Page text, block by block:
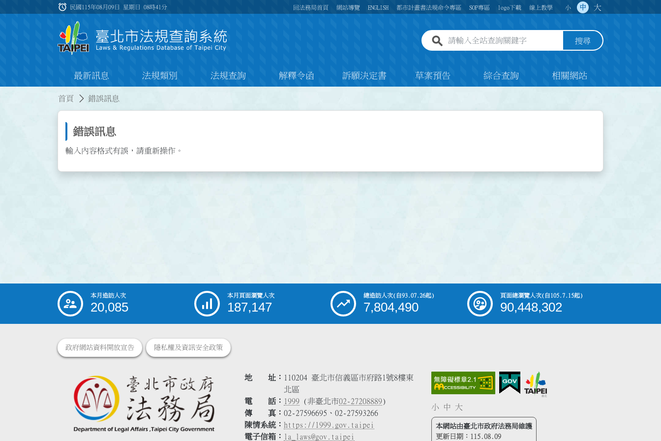
:::
alarm 民國115年08月09日 星期日08時41分 回法務局首頁 網站導覽 ENGLISH 都市計畫書法規命令專區 SOP專區 logo下載 線上教學 小 中 大
全站查詢關鍵字欄位 搜尋
最新訊息 法規類別 法規查詢 解釋令函 訴願決定書 草案預告 綜合查詢 相關網站
首頁 錯誤訊息
錯誤訊息
輸入內容格式有誤，請重新操作。
::: 本月造訪人次
20,085
本月頁面瀏覽人次
187,147
總造訪人次(自93.07.26起)
7,804,490
頁面總瀏覽人次(自105.7.15起)
90,448,302
政府網站資料開放宣告 隱私權及資訊安全政策
地 址
110204 臺北市信義區市府路1號8樓東
北區
電 話
1999 (非臺北市02-27208889)
傳 真
02-27596695、02-27593266
陳情系統
https://1999.gov.taipei
電子信箱
la_laws@gov.taipei
小 中 大
本網站由臺北市政府法務局維護
更新日期： 115.08.09